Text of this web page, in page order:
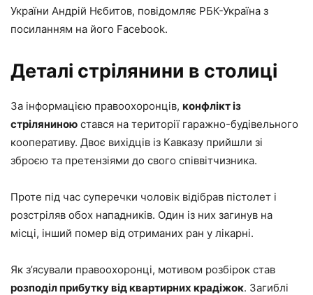
України Андрій Нєбитов, повідомляє РБК-Україна з
посиланням на його Facebook.
Деталі стрілянини в столиці
За інформацією правоохоронців, конфлікт із
стріляниною стався на території гаражно-будівельного
кооперативу. Двоє вихідців із Кавказу прийшли зі
зброєю та претензіями до свого співвітчизника.
Проте під час суперечки чоловік відібрав пістолет і
розстріляв обох нападників. Один із них загинув на
місці, інший помер від отриманих ран у лікарні.
Як з’ясували правоохоронці, мотивом розбірок став
розподіл прибутку від квартирних крадіжок. Загиблі